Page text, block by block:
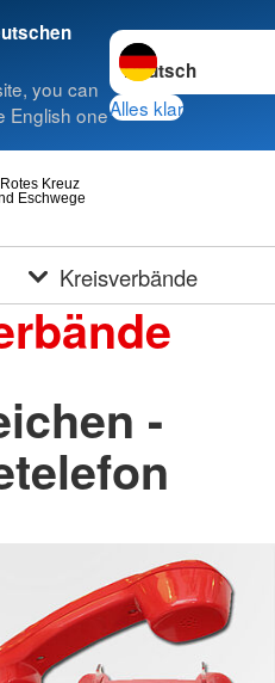
you can
English one
Sprache wechseln
Alles klar
Eschwege
Kreuz
Kreisverbände
-